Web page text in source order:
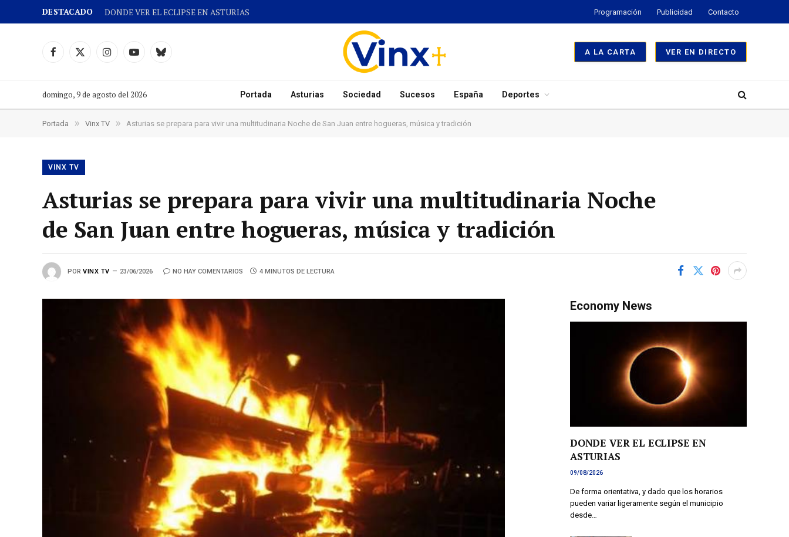
DESTACADO DONDE VER EL ECLIPSE EN ASTURIAS Programación Publicidad Contacto
Facebook
X
InstagramYouTubeCielo
A LA CARTA VER EN DIRECTO
domingo, 9 de agosto del 2026 Portada Asturias Sociedad Sucesos España Deportes
Portada » Vinx TV » Asturias se prepara para vivir una multitudinaria Noche de San Juan entre hogueras, música y tradición
VINX TV
Asturias se prepara para vivir una multitudinaria Noche
de San Juan entre hogueras, música y tradición
POR VINX TV 23/06/2026 NO HAY COMENTARIOS 4 MINUTOS DE LECTURA
Economy News
DONDE VER EL ECLIPSE EN
ASTURIAS
09/08/2026
De forma orientativa, y dado que los horarios
pueden variar ligeramente según el municipio
desde…